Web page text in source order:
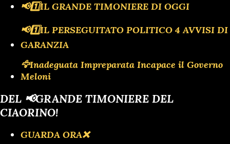
📢1️⃣IL GRANDE TIMONIERE DI OGGI
📢1️⃣IL PERSEGUITATO POLITICO 4 AVVISI DI
GARANZIA
🦅Inadeguata Impreparata Incapace il Governo
Meloni
DEL 📢GRANDE TIMONIERE DEL
CIAORINO!
GUARDA ORA❌️